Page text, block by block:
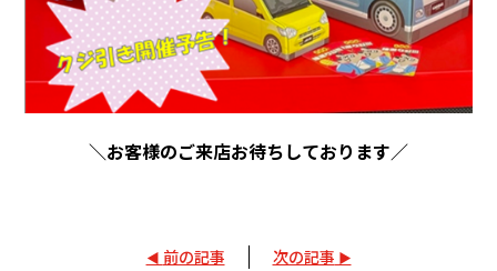
＼お客様のご来店お待ちしております／
前の記事 次の記事